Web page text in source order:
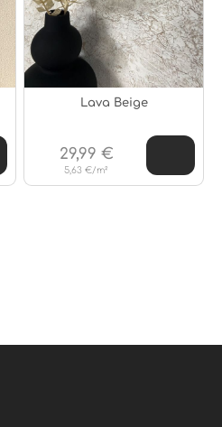
Lava Beige
5,63 €/m²
29,99 €